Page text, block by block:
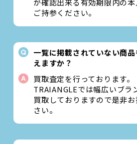
が確認出来る有効期限内の
ご持参ください。
一覧に掲載されていない商
えますか？
買取査定を行っております。
TRAIANGLEでは幅広いブラ
買取しておりますので是非
さい。